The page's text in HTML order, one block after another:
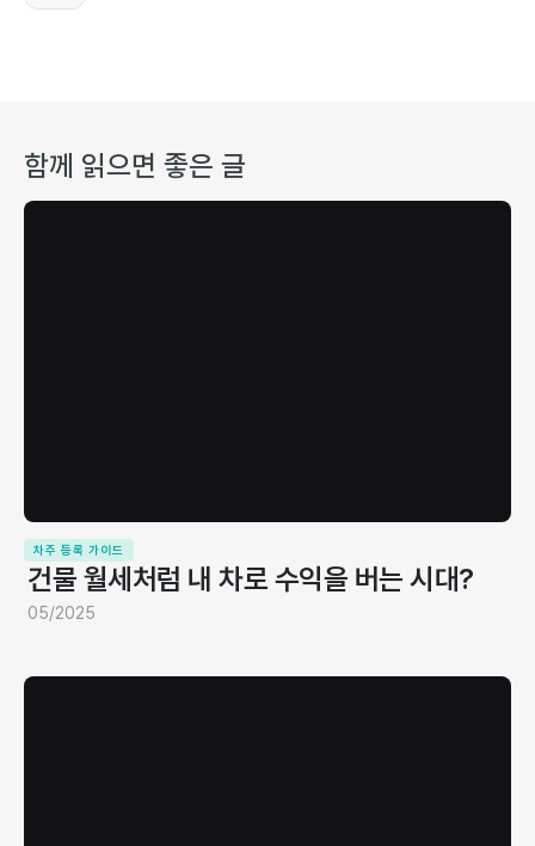
함께 읽으면 좋은 글
차주 등록 가이드
건물 월세처럼 내 차로 수익을 버는 시대?
05/2025